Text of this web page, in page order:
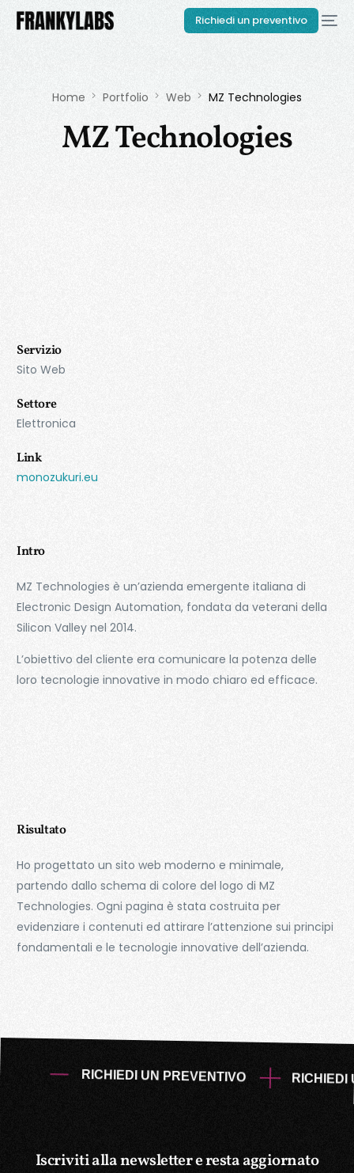
Richiedi un preventivo
Home Portfolio Web MZ Technologies
MZ Technologies
Servizio
Sito Web
Settore
Elettronica
Link
monozukuri.eu
Intro
MZ Technologies è un’azienda emergente italiana di
Electronic Design Automation, fondata da veterani della
Silicon Valley nel 2014.
L’obiettivo del cliente era comunicare la potenza delle
loro tecnologie innovative in modo chiaro ed efficace.
Risultato
Ho progettato un sito web moderno e minimale,
partendo dallo schema di colore del logo di MZ
Technologies. Ogni pagina è stata costruita per
evidenziare i contenuti ed attirare l’attenzione sui principi
fondamentali e le tecnologie innovative dell’azienda.
RICHIEDI UN PREVENTIVO RICHIEDI
Iscriviti alla newsletter e resta aggiornato